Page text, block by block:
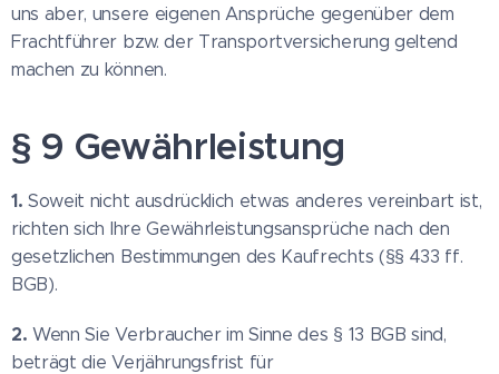
uns aber, unsere eigenen Ansprüche gegenüber dem
Frachtführer bzw. der Transportversicherung geltend
machen zu können.
§ 9 Gewährleistung
1. Soweit nicht ausdrücklich etwas anderes vereinbart ist,
richten sich Ihre Gewährleistungsansprüche nach den
gesetzlichen Bestimmungen des Kaufrechts (§§ 433 ff.
BGB).
2. Wenn Sie Verbraucher im Sinne des § 13 BGB sind,
beträgt die Verjährungsfrist für